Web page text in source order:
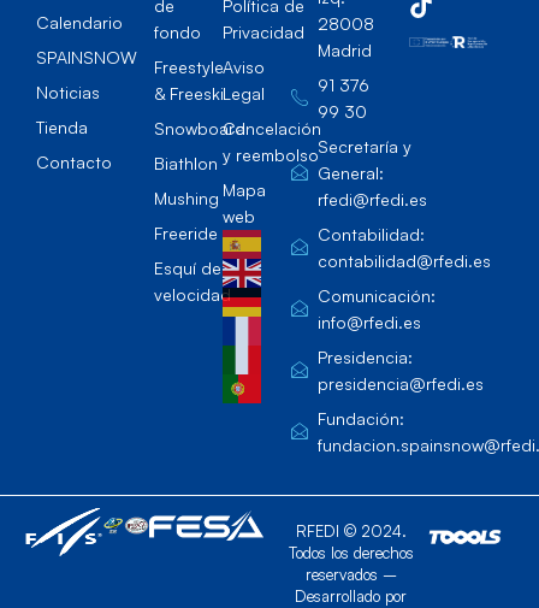
Calendario
SPAINSNOW
Noticias
Tienda
Contacto
de
fondo
Freestyle
& Freeski
Snowboard
Biathlon
Mushing
Freeride
Esquí de
velocidad
Política de
Privacidad
Aviso
Legal
Cancelación
y reembolso
Mapa
web
28008
Madrid
91 376
99 30
Secretaría y
General:
rfedi@rfedi.es
Contabilidad:
contabilidad@rfedi.es
Comunicación:
info@rfedi.es
Presidencia:
presidencia@rfedi.es
Fundación:
RFEDI © 2024.
Todos los derechos
reservados –
Desarrollado por